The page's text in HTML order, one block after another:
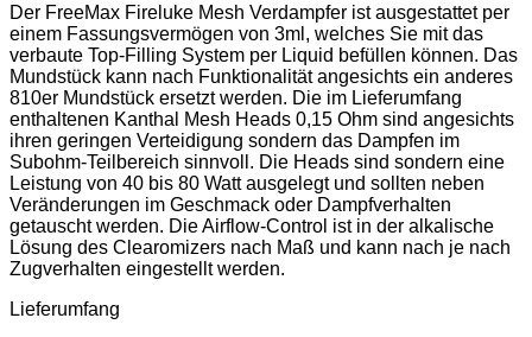
Der FreeMax Fireluke Mesh Verdampfer ist ausgestattet per
einem Fassungsvermögen von 3ml, welches Sie mit das
verbaute Top-Filling System per Liquid befüllen können. Das
Mundstück kann nach Funktionalität angesichts ein anderes
810er Mundstück ersetzt werden. Die im Lieferumfang
enthaltenen Kanthal Mesh Heads 0,15 Ohm sind angesichts
ihren geringen Verteidigung sondern das Dampfen im
Subohm-Teilbereich sinnvoll. Die Heads sind sondern eine
Leistung von 40 bis 80 Watt ausgelegt und sollten neben
Veränderungen im Geschmack oder Dampfverhalten
getauscht werden. Die Airflow-Control ist in der alkalische
Lösung des Clearomizers nach Maß und kann nach je nach
Zugverhalten eingestellt werden.
Lieferumfang